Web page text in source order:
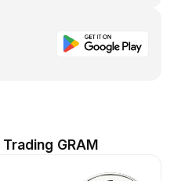
GRAM